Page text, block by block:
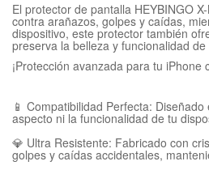
El protector de pantalla HEYBINGO
contra arañazos, golpes y caídas,
dispositivo, este protector también
preserva la belleza y funcionalidad de
¡Protección avanzada para tu
📱 Compatibilidad Perfecta:
aspecto ni la funcionalidad de tu
💎 Ultra Resistente: Fabricado con
golpes y caídas accidentales,